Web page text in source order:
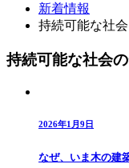
新着情報
持続可能な社会
持続可能な社会
2026年1月9日
なぜ、いま木の建